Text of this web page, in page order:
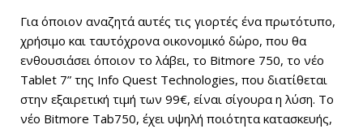
Για όποιον αναζητά αυτές τις γιορτές ένα πρωτότυπο,
χρήσιμο και ταυτόχρονα οικονομικό δώρο, που θα
ενθουσιάσει όποιον το λάβει, το Bitmore 750, το νέο
Tablet 7” της Info Quest Technologies, που διατίθεται
στην εξαιρετική τιμή των 99€, είναι σίγουρα η λύση. Το
νέο Bitmore Tab750, έχει υψηλή ποιότητα κατασκευής,